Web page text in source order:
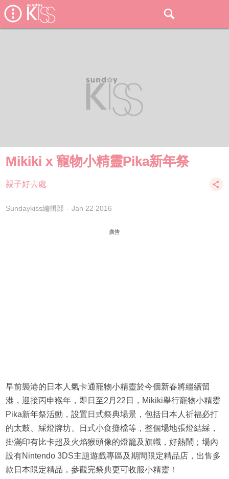
Mikiki x 寵物小精靈Pika新年祭
親子好去處
Sundaykiss編輯部 Jan 22 2016
廣告
早前襲港的日本人氣卡通寵物小精靈於今個新春將繼續留
港，迎接丙申猴年，即日至2月22日，Mikiki舉行寵物小精靈
Pika新年祭活動，設置日式祭典場景，包括日本人祈福必打
的太鼓、綵燈牌坊、日式小食攤檔等，整個場地張燈結綵，
掛滿印有比卡超及火焰猴頭像的燈籠及旗幟，好熱鬧；場內
設有Nintendo 3DS主題遊戲專區及期間限定精品店，出售多
款日本限定精品，參觀完祭典更可收服小精靈！